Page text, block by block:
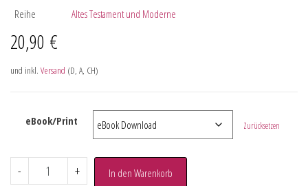
Reihe Altes Testament und Moderne
20,90 €
und inkl. Versand (D, A, CH)
eBook/Print Zurücksetzen
- + In den Warenkorb